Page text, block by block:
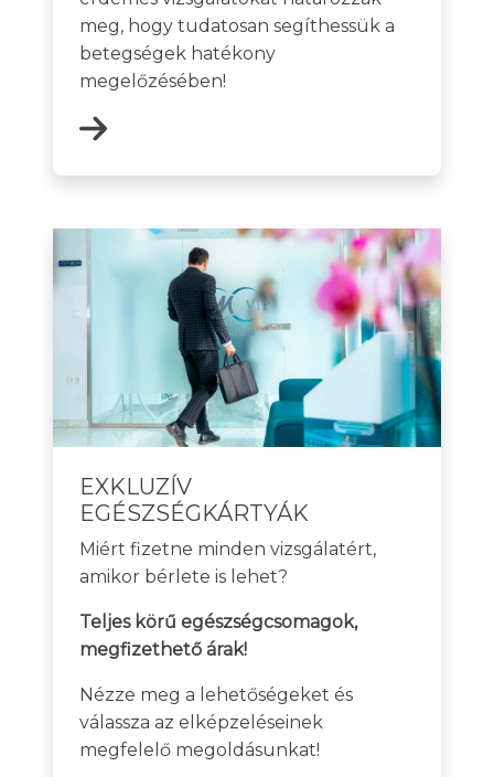
meg, hogy tudatosan segíthessük a
betegségek hatékony
megelőzésében!
EXKLUZÍV
EGÉSZSÉGKÁRTYÁK
Miért fizetne minden vizsgálatért,
amikor bérlete is lehet?
Teljes körű egészségcsomagok,
megfizethető árak!
Nézze meg a lehetőségeket és
válassza az elképzeléseinek
megfelelő megoldásunkat!